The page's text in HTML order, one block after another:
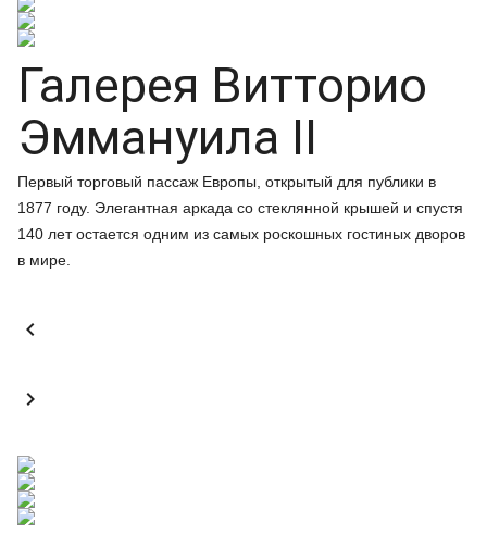
Галерея Витторио
Эммануила II
Первый торговый пассаж Европы, открытый для публики в
1877 году. Элегантная аркада со стеклянной крышей и спустя
140 лет остается одним из самых роскошных гостиных дворов
в мире.

